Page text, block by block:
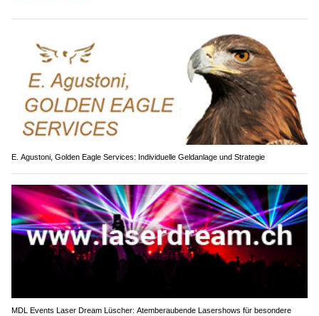
E. Agustoni, Golden Eagle Services: Individuelle Geldanlage und Strategie
MDL Events Laser Dream Lüscher: Atemberaubende Lasershows für besondere